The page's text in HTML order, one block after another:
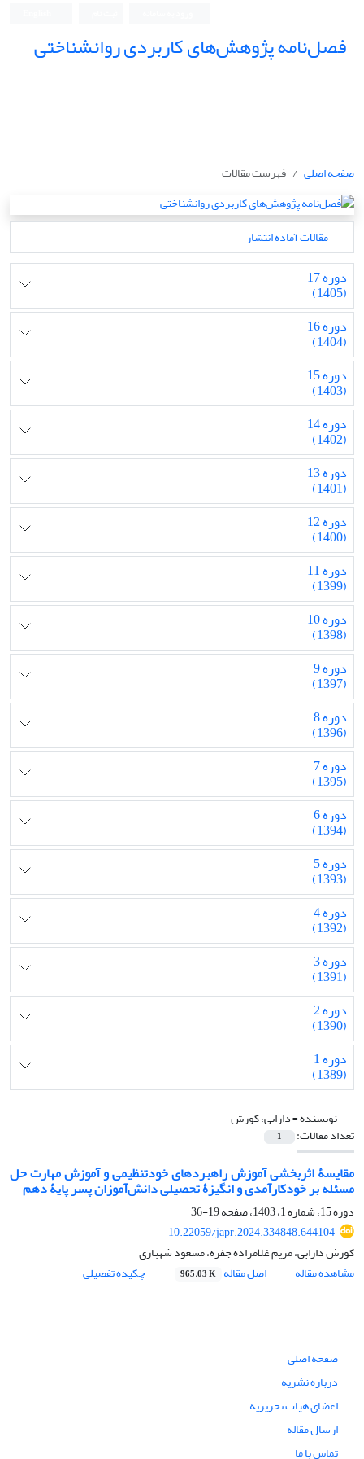
فصل‌نامه پژوهش‌های کاربردی روانشناختی
صفحه اصلی فهرست مقالات
مقالات آماده انتشار
دوره 17
(1405)
دوره 16
(1404)
دوره 15
(1403)
دوره 14
(1402)
دوره 13
(1401)
دوره 12
(1400)
دوره 11
(1399)
دوره 10
(1398)
دوره 9
(1397)
دوره 8
(1396)
دوره 7
(1395)
دوره 6
(1394)
دوره 5
(1393)
دوره 4
(1392)
دوره 3
(1391)
دوره 2
(1390)
دوره 1
(1389)
نویسنده =دارابی، کورش
تعداد مقالات: 1
مقایسۀ اثربخشی آموزش راهبردهای خودتنظیمی و آموزش مهارت حل
مسئله بر خودکارآمدی و انگیزۀ تحصیلی دانش‌آموزان پسر پایۀ دهم
دوره 15، شماره 1، 1403، صفحه
19-36
10.22059/japr.2024.334848.644104
کورش دارابی، مریم غلامزاده جفره، مسعود شهبازی
مشاهده مقاله
اصل مقاله 965.03 K چکیده تفصیلی
صفحه اصلی
درباره نشریه
اعضای هیات تحریریه
ارسال مقاله
تماس با ما